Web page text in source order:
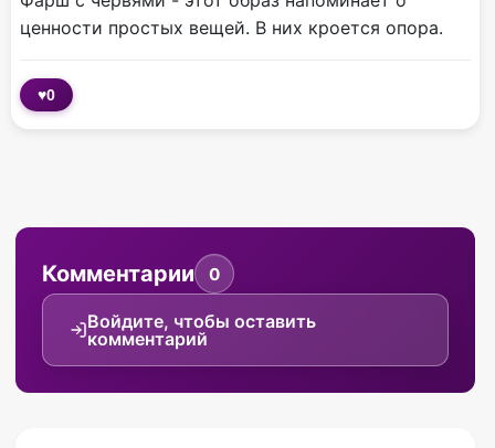
ценности простых вещей. В них кроется опора.
♥0
Комментарии 0
Войдите, чтобы оставить
комментарий